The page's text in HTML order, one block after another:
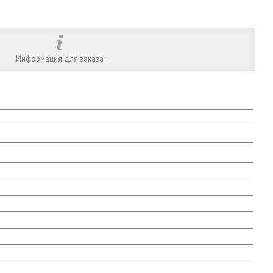
Информация для заказа